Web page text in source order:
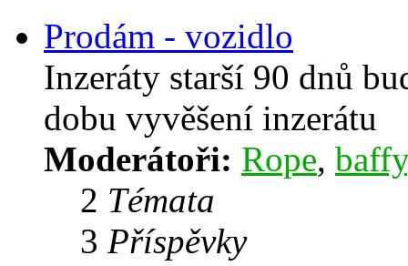
Prodám - vozidlo
Inzeráty starší 90 dnů
dobu vyvěšení inzerátu
Moderátoři: Rope, baffy
2 Témata
3 Příspěvky